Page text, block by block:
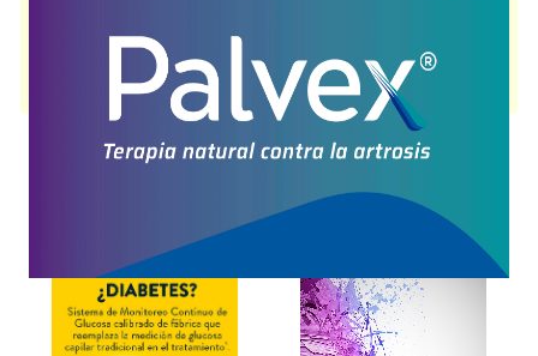
Algunas presentaciones cuentan con cobertura PAMI.
Explorar más
Megalabs Argentina